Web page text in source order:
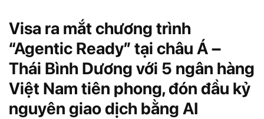
Visa ra mắt chương trình
“Agentic Ready” tại châu Á –
Thái Bình Dương với 5 ngân hàng
Việt Nam tiên phong, đón đầu kỷ
nguyên giao dịch bằng AI